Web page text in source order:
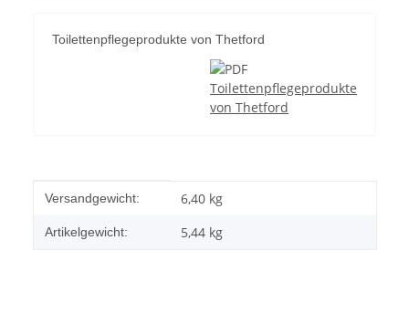
Toilettenpflegeprodukte von Thetford
Toilettenpflegeprodukte
von Thetford
Produkteigenschaft
Wert
Versandgewicht: 6,40 kg
Artikelgewicht: 5,44 kg